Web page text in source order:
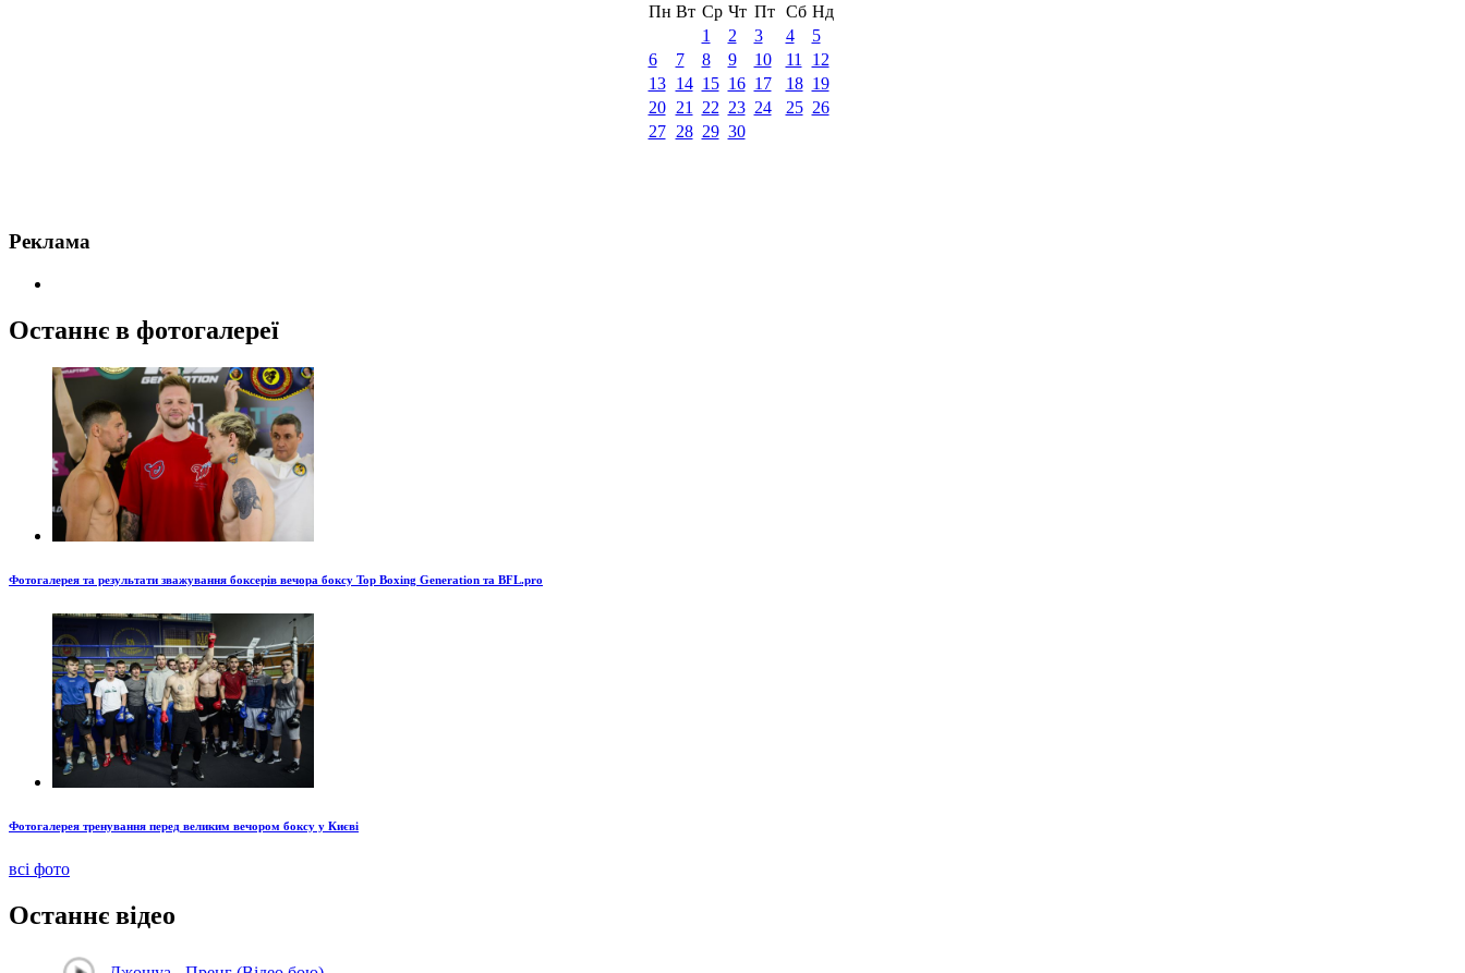
Пн Вт Ср Чт Пт Сб Нд
1
2 3 4
5
6
7 8 9 10 11
12
13
14 15 16 17 18 19
20
21 22 23 24 25 26
27
28 29 30
Реклама
Останнє в фотогалереї
Фотогалерея та результати зважування боксерів вечора боксу Top Boxing Generation та BFL.pro
Фотогалерея тренування перед великим вечором боксу у Києві
всі фото
Останнє відео